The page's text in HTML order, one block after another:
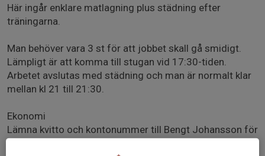
Här ingår enklare matlagning plus städning efter
träningarna.
Man behöver vara 3 st för att jobbet skall gå smidigt.
Lämpligt är att komma till stugan vid 17:30-tiden.
Arbetet avslutas med städning och man är normalt klar
mellan kl 21 till 21:30.
Ekonomi
Lämna kvitto och kontonummer till Bengt Johansson för